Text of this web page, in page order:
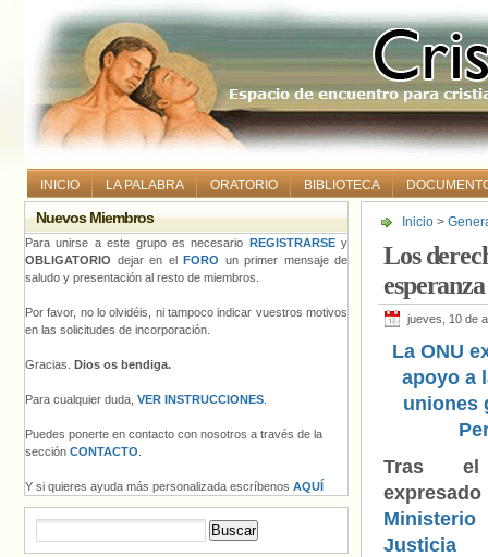
INICIO LA PALABRA ORATORIO BIBLIOTECA
Inicio >
Los
jueves, 10 de
La ONU
apoyo a
uniones
Tras el
Justicia
Nuevos Miembros
Para unirse a este grupo es necesario REGISTRARSEy
OBLIGATORIO dejar en el FORO un primer mensaje de
saludo y presentación al resto de miembros.
Por favor, no lo olvidéis, ni tampoco indicar vuestros motivos
en las solicitudes de incorporación.
Gracias. Dios os bendiga.
Para cualquier duda, VER INSTRUCCIONES
Puedes ponerte en contacto con nosotros a través de la
sección CONTACTO
Y si quieres ayuda más personalizada escríbenos AQUÍ